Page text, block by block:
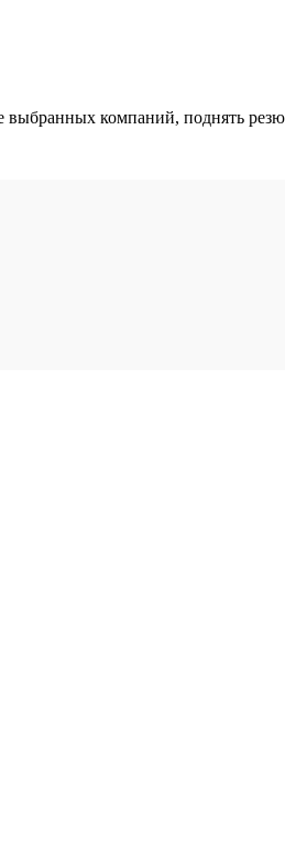
компаний, поднять